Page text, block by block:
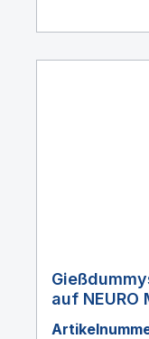
auf NEURO